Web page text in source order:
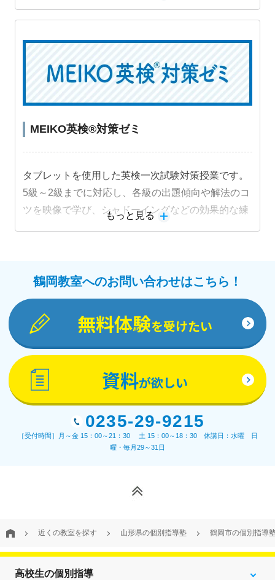
MEIKO英検®対策ゼミ
タブレットを使用した英検一次試験対策授業です。
5級～2級までに対応し、各級の出題傾向や解法のコ
ツを映像で学び、シャドーイングなどの効果的な練
もっと見る
鶴岡教室へのお問い合わせはこちら！
無料体験を受けたい
資料が欲しい
0235-29-9215
［受付時間］月～金 15：00～21：30 土 15：00～18：30 休講日：水曜 日
曜・毎月29～31日
近くの教室を探す 山形県の個別指導塾 鶴岡市の個別指導
高校生の個別指導